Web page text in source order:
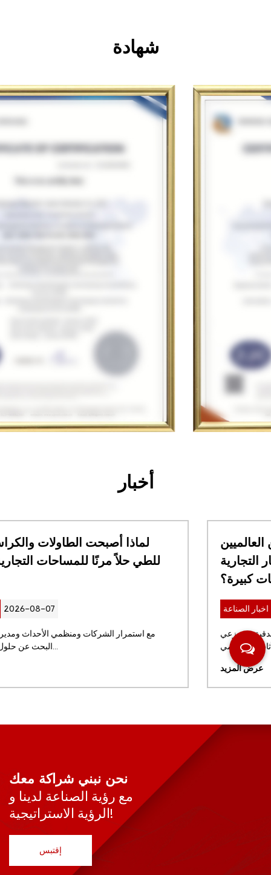
شهادة
أخبار
ما الذي يجب على المشترين العالميين
مراعاته قبل طلب مقاعد البار التجارية
اخبار الصناعة
بالنسبة لمجموعات المطاعم العالمية، والمشاريع الفندقية، وموزعي
نحن نبني شراكة معك
مع رؤية الصناعة لدينا و
الرؤية الاستراتيجية!
إقتبس